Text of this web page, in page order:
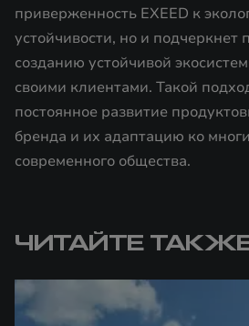
приверженность EXEED к
устойчивости, но и подчеркнет
созданию устойчивой
своими клиентами. Такой
постоянное развитие
бренда и их адаптацию ко
современного общества.
ЧИТАЙТЕ